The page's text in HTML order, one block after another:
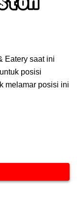
Eatery saat ini
posisi
melamar posisi ini